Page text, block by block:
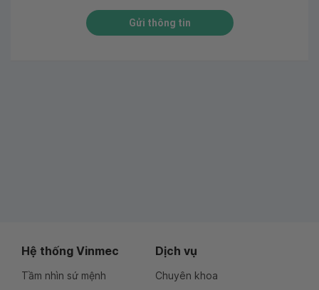
Gửi thông tin
Hệ thống Vinmec
Tầm nhìn sứ mệnh
Dịch vụ
Chuyên khoa